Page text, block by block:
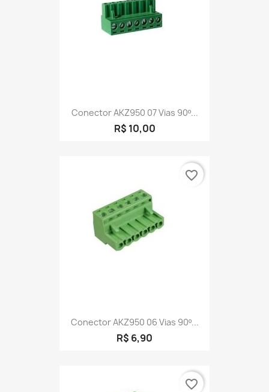
Conector AKZ950 07 Vias 90º...
R$ 10,00
Conector AKZ950 06 Vias 90º...
R$ 6,90
favorite_border
favorite_border